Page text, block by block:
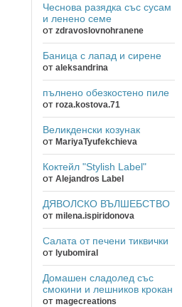
Чеснова разядка със сусам
и ленено семе
от zdravoslovnohranene
Баница с лапад и сирене
от aleksandrina
пълнено обезкостено пиле
от roza.kostova.71
Великденски козунак
от MariyaTyufekchieva
Коктейл "Stylish Label"
от Alejandros Label
ДЯВОЛСКО ВЪЛШЕБСТВО
от milena.ispiridonova
Салата от печени тиквички
от lyubomiral
Домашен сладолед със
смокини и лешников крокан
от magecreations